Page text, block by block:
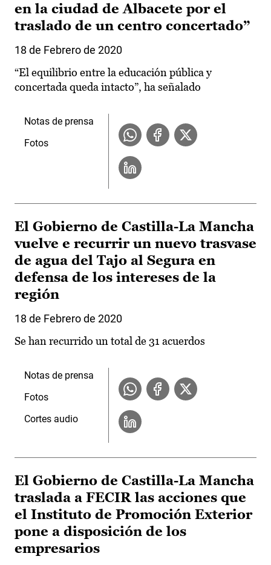
en la ciudad de Albacete por el
traslado de un centro concertado”
18 de Febrero de 2020
“El equilibrio entre la educación pública y
concertada queda intacto”, ha señalado
Notas de prensa
Fotos
El Gobierno de Castilla-La Mancha
vuelve e recurrir un nuevo trasvase
de agua del Tajo al Segura en
defensa de los intereses de la
región
18 de Febrero de 2020
Se han recurrido un total de 31 acuerdos
Notas de prensa
Fotos
Cortes audio
El Gobierno de Castilla-La Mancha
traslada a FECIR las acciones que
el Instituto de Promoción Exterior
pone a disposición de los
empresarios